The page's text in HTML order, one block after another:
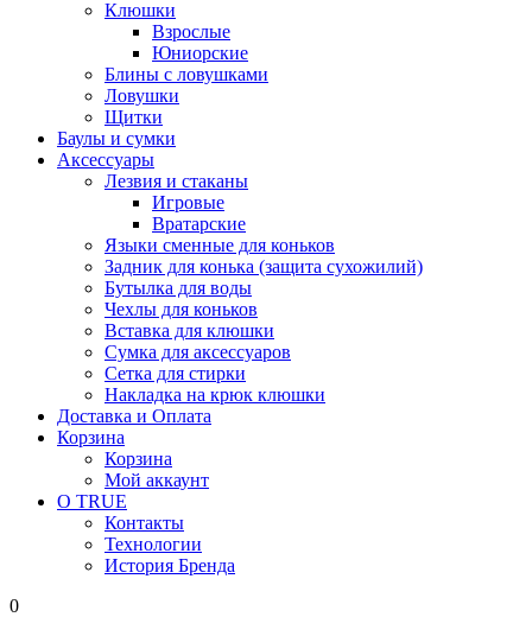
Клюшки
Взрослые
Юниорские
Блины с ловушками
Ловушки
Щитки
Баулы и сумки
Аксессуары
Лезвия и стаканы
Игровые
Вратарские
Языки сменные для коньков
Задник для конька (защита сухожилий)
Бутылка для воды
Чехлы для коньков
Вставка для клюшки
Сумка для аксессуаров
Сетка для стирки
Накладка на крюк клюшки
Доставка и Оплата
Корзина
Корзина
Мой аккаунт
О TRUE
Контакты
Технологии
История Бренда
0